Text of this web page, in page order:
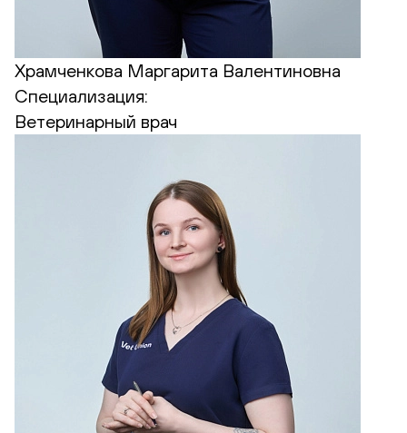
Храмченкова Маргарита Валентиновна
Специализация:
Ветеринарный врач